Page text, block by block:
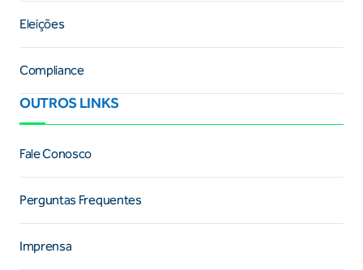
Eleições
Compliance
OUTROS LINKS
Fale Conosco
Perguntas Frequentes
Imprensa